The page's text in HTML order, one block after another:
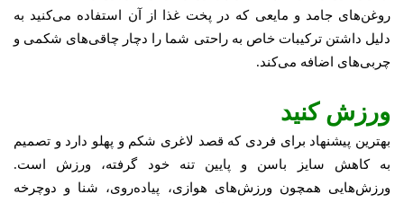
روغن‌های جامد و مایعی که در پخت غذا از آن استفاده می‌کنید به
دلیل داشتن ترکیبات خاص به راحتی شما را دچار چاقی‌های شکمی و
چربی‌های اضافه می‌کند.
ورزش کنید
بهترین پیشنهاد برای فردی که قصد لاغری شکم و پهلو دارد و تصمیم
به کاهش سایز باسن و پایین تنه خود گرفته، ورزش است.
ورزش‌هایی همچون ورزش‌های هوازی، پیاده‌روی، شنا و دوچرخه